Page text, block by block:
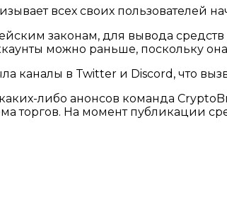
всех своих пользователей
законам, для вывода
можно раньше, поскольку
каналы в Twitter и Discord, что
либо анонсов команда
торгов. На момент публикации